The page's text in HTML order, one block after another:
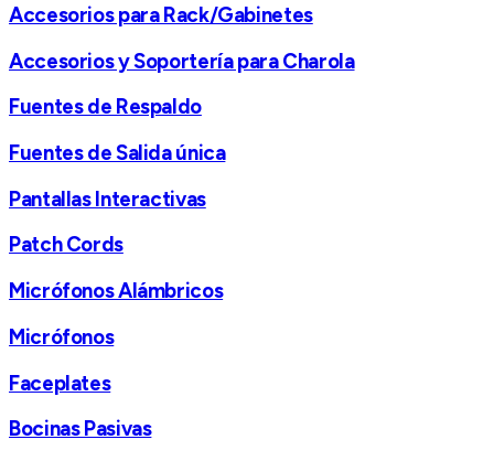
Accesorios para Rack/Gabinetes
Accesorios y Soportería para Charola
Fuentes de Respaldo
Fuentes de Salida única
Pantallas Interactivas
Patch Cords
Micrófonos Alámbricos
Micrófonos
Faceplates
Bocinas Pasivas